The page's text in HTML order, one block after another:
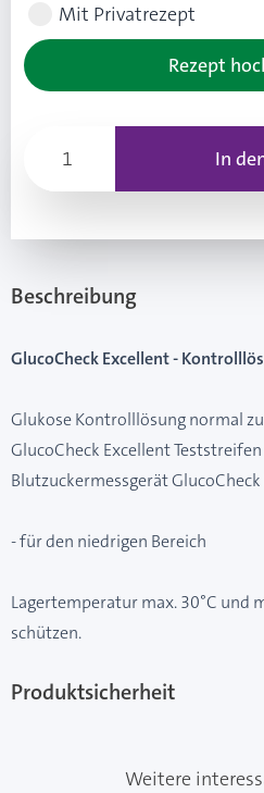
Mit Privatrezept
Rezept
In
Beschreibung
GlucoCheck Excellent -
Glukose Kontrolllösung normal
GlucoCheck Excellent
Blutzuckermessgerät
- für den niedrigen Bereich
Lagertemperatur max. 30°C und
schützen.
Produktsicherheit
Weitere